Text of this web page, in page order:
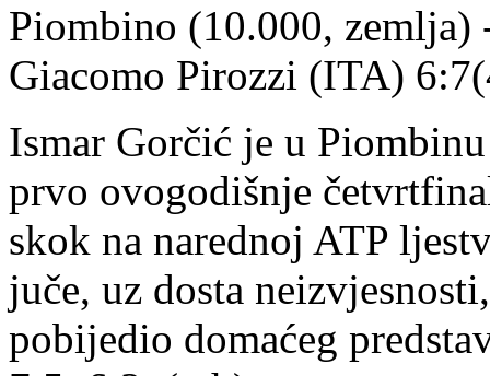
Piombino (10.000,
Giacomo Pirozzi (ITA)
Ismar Gorčić je u
prvo ovogodišnje
skok na narednoj ATP
juče, uz dosta
pobijedio domaćeg